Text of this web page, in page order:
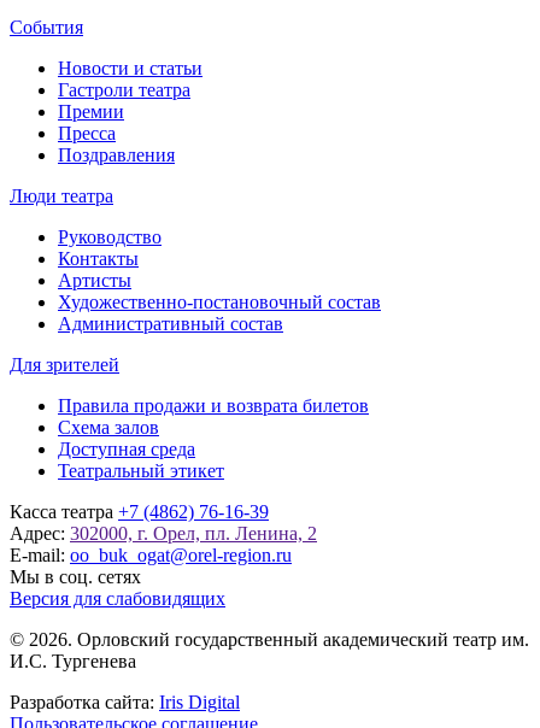
События
Новости и статьи
Гастроли театра
Премии
Пресса
Поздравления
Люди театра
Руководство
Контакты
Артисты
Художественно-постановочный состав
Административный состав
Для зрителей
Правила продажи и возврата билетов
Схема залов
Доступная среда
Театральный этикет
Касса театра +7 (4862) 76-16-39
Адрес: 302000, г. Орел, пл. Ленина, 2
E-mail: oo_buk_ogat@orel-region.ru
Мы в соц. сетях
Версия для слабовидящих
© 2026. Орловский государственный академический театр им.
И.С. Тургенева
Разработка сайта: Iris Digital
Пользовательское соглашение